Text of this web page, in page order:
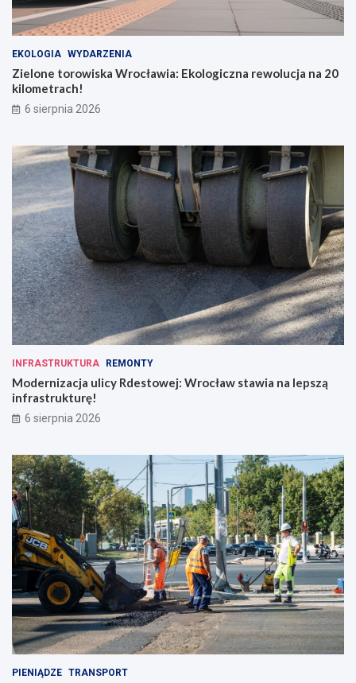
EKOLOGIA WYDARZENIA
Zielone torowiska Wrocławia: Ekologiczna rewolucja na 20
kilometrach!
6 sierpnia 2026
INFRASTRUKTURA REMONTY
Modernizacja ulicy Rdestowej: Wrocław stawia na lepszą
infrastrukturę!
6 sierpnia 2026
PIENIĄDZE TRANSPORT